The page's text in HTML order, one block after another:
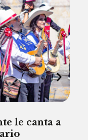
le canta a